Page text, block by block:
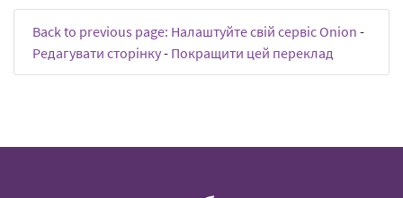
Back to previous page: Налаштуйте свій сервіс Onion -
Редагувати сторінку- Покращити цей переклад